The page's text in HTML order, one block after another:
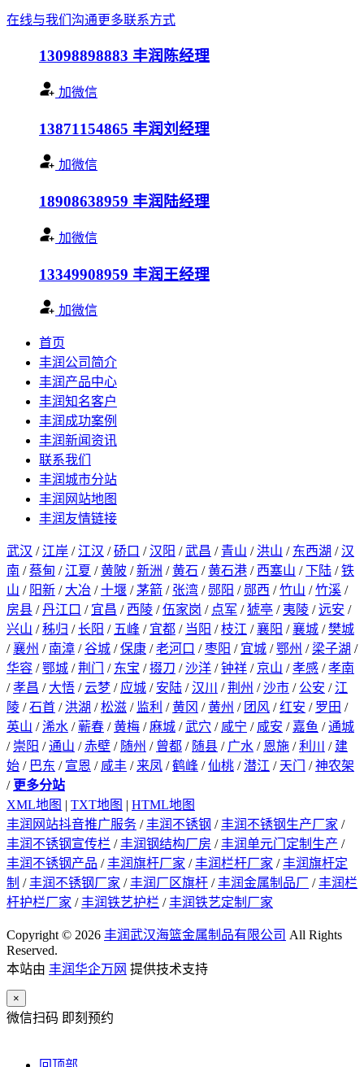
在线与我们沟通更多联系方式
13098898883 丰润陈经理
加微信
13871154865 丰润刘经理
加微信
18908638959 丰润陆经理
加微信
13349908959 丰润王经理
加微信
首页
丰润公司简介
丰润产品中心
丰润知名客户
丰润成功案例
丰润新闻资讯
联系我们
丰润城市分站
丰润网站地图
丰润友情链接
武汉 / 江岸 / 江汉 /硚口 /汉阳 /武昌 / 青山 / 洪山 / 东西湖 /汉
南 /蔡甸 / 江夏 /黄陂 /新洲 /黄石 /黄石港 / 西塞山 /下陆 /铁
山 / 阳新 / 大冶 /十堰 /茅箭 / 张湾 / 郧阳 / 郧西 /竹山 /竹溪 /
房县 /丹江口 / 宜昌 / 西陵 /伍家岗 / 点军 /猇亭 / 夷陵 /远安 /
兴山 /秭归 /长阳 / 五峰 / 宜都 / 当阳 /枝江 /襄阳 /襄城 /樊城
/襄州 / 南漳 /谷城 /保康 /老河口 /枣阳 / 宜城 /鄂州 / 梁子湖 /
华容 /鄂城 /荆门 / 东宝 /掇刀 /沙洋 /钟祥 / 京山 /孝感 /孝南
/孝昌 / 大悟 /云梦 / 应城 / 安陆 /汉川 /荆州 /沙市 / 公安 / 江
陵 /石首 / 洪湖 /松滋 / 监利 /黄冈 /黄州 / 团风 /红安 / 罗田 /
英山 /浠水 /蕲春 /黄梅 / 麻城 /武穴 / 咸宁 / 咸安 / 嘉鱼 /通城
/ 崇阳 /通山 /赤壁 / 随州 / 曾都 / 随县 / 广水 / 恩施 /利川 / 建
始 / 巴东 / 宣恩 / 咸丰 / 来凤 /鹤峰 /仙桃 /潜江 / 天门 /神农架
/ 更多分站
XML地图 | TXT地图 | HTML地图
丰润网站抖音推广服务 /丰润不锈钢 /丰润不锈钢生产厂家 /
丰润不锈钢宣传栏 /丰润钢结构厂房 /丰润单元门定制生产 /
丰润不锈钢产品 /丰润旗杆厂家 /丰润栏杆厂家 /丰润旗杆定
制 /丰润不锈钢厂家 /丰润厂区旗杆 /丰润金属制品厂 /丰润栏
杆护栏厂家 /丰润铁艺护栏 /丰润铁艺定制厂家
Copyright © 2026 丰润武汉海篮金属制品有限公司 All Rights
Reserved.
本站由 丰润华企万网 提供技术支持
×
微信扫码 即刻预约